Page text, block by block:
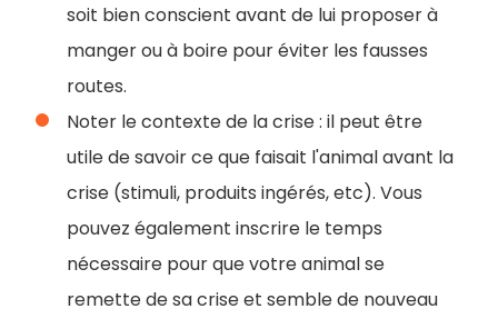
soit bien conscient avant de lui proposer à
manger ou à boire pour éviter les fausses
routes.
Noter le contexte de la crise : il peut être
utile de savoir ce que faisait l'animal avant la
crise (stimuli, produits ingérés, etc). Vous
pouvez également inscrire le temps
nécessaire pour que votre animal se
remette de sa crise et semble de nouveau